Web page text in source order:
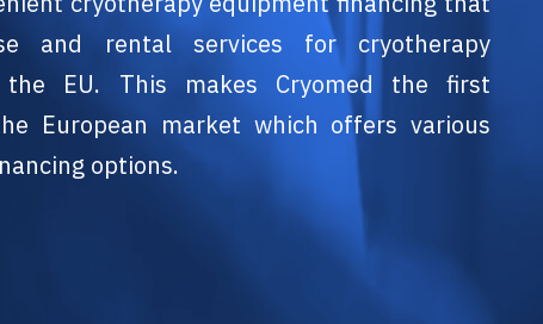
and rental services for cryotherapy
the EU. This makes Cryomed the first
European market which offers various
options.